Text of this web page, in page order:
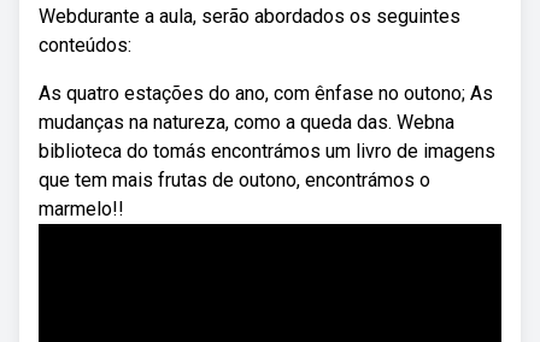
Webdurante a aula, serão abordados os seguintes
conteúdos:
As quatro estações do ano, com ênfase no outono; As
mudanças na natureza, como a queda das. Webna
biblioteca do tomás encontrámos um livro de imagens
que tem mais frutas de outono, encontrámos o
marmelo!!